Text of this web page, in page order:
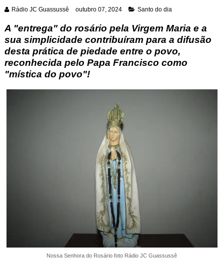
Rádio JC Guassussê outubro 07, 2024 Santo do dia
A "entrega" do rosário pela Virgem Maria e a
sua simplicidade contribuíram para a difusão
desta prática de piedade entre o povo,
reconhecida pelo Papa Francisco como
"mística do povo"!
Nossa Senhora do Rosário foto Rádio JC Guassussê